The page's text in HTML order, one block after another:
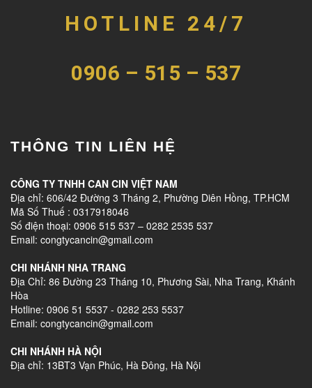
HOTLINE 24/7
0906 – 515 – 537
THÔNG TIN LIÊN HỆ
CÔNG TY TNHH CAN CIN VIỆT NAM
Địa chỉ: 606/42 Đường 3 Tháng 2, Phường Diên Hồng, TP.HCM
Mã Số Thuế : 0317918046
Số điện thoại: 0906 515 537 – 0282 2535 537
Email: congtycancin@gmail.com
CHI NHÁNH NHA TRANG
Địa Chỉ: 86 Đường 23 Tháng 10, Phương Sài, Nha Trang, Khánh
Hòa
Hotline: 0906 51 5537 - 0282 253 5537
Email: congtycancin@gmail.com
CHI NHÁNH HÀ NỘI
Địa chỉ: 13BT3 Vạn Phúc, Hà Đông, Hà Nội